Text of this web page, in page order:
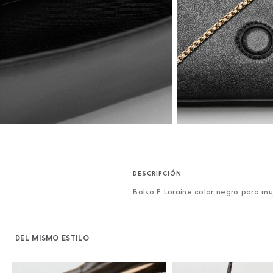
Bolso P Loraine color negro para
DEL MISMO ESTILO